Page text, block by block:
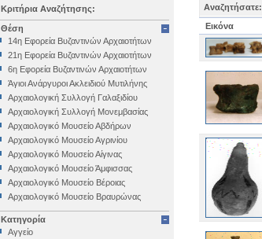
Κριτήρια Αναζήτησης:
Θέση
14η Εφορεία Βυζαντινών Αρχαιοτήτων
21η Εφορεία Βυζαντινών Αρχαιοτήτων
6η Εφορεία Βυζαντινών Αρχαιοτήτων
Άγιοι Ανάργυροι Ακλειδιού Μυτιλήνης
Αρχαιολογική Συλλογή Γαλαξιδίου
Αρχαιολογική Συλλογή Μονεμβασίας
Αρχαιολογικό Μουσείο Αβδήρων
Αρχαιολογικό Μουσείο Αγρινίου
Αρχαιολογικό Μουσείο Αίγινας
Αρχαιολογικό Μουσείο Άμφισσας
Αρχαιολογικό Μουσείο Βέροιας
Αρχαιολογικό Μουσείο Βραυρώνας
Αρχαιολογικό Μουσείο Δελφών
Αρχαιολογικό Μουσείο Ηγουμενίτσας
Κατηγορία
Αγγείο
Αναζητήσατε:
Εικόνα